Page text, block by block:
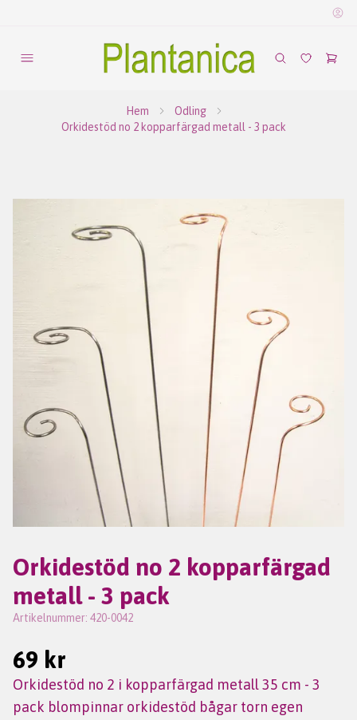
Hem
Odling
Orkidestöd no 2 kopparfärgad metall - 3 pack
Orkidestöd no 2 kopparfärgad
metall - 3 pack
Artikelnummer: 420-0042
69 kr
Orkidestöd no 2 i kopparfärgad metall 35 cm - 3
pack blompinnar orkidestöd bågar torn egen